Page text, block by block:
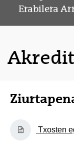
Erabilera
(Beste
Txosten